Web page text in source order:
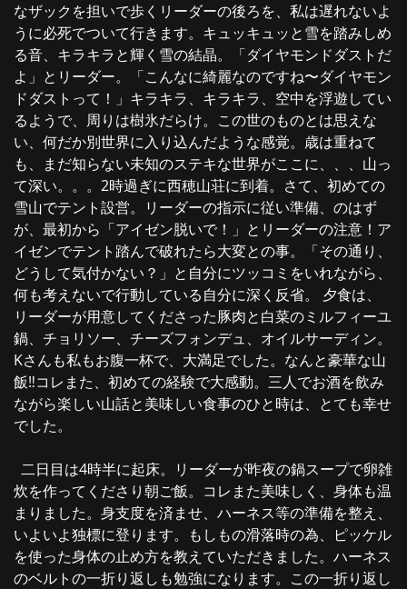
なザックを担いで歩くリーダーの後ろを、私は遅れないよ
うに必死でついて行きます。キュッキュッと雪を踏みしめ
る音、キラキラと輝く雪の結晶。「ダイヤモンドダストだ
よ」とリーダー。「こんなに綺麗なのですね〜ダイヤモン
ドダストって！」キラキラ、キラキラ、空中を浮遊してい
るようで、周りは樹氷だらけ。この世のものとは思えな
い、何だか別世界に入り込んだような感覚。歳は重ねて
も、まだ知らない未知のステキな世界がここに、、、山っ
て深い。。。2時過ぎに西穂山荘に到着。さて、初めての
雪山でテント設営。リーダーの指示に従い準備、のはず
が、最初から「アイゼン脱いで！」とリーダーの注意！ア
イゼンでテント踏んで破れたら大変との事。「その通り、
どうして気付かない？」と自分にツッコミをいれながら、
何も考えないで行動している自分に深く反省。 夕食は、
リーダーが用意してくださった豚肉と白菜のミルフィーユ
鍋、チョリソー、チーズフォンデュ、オイルサーディン。
Kさんも私もお腹一杯で、大満足でした。なんと豪華な山
飯‼︎コレまた、初めての経験で大感動。三人でお酒を飲み
ながら楽しい山話と美味しい食事のひと時は、とても幸せ
でした。
二日目は4時半に起床。リーダーが昨夜の鍋スープで卵雑
炊を作ってくださり朝ご飯。コレまた美味しく、身体も温
まりました。身支度を済ませ、ハーネス等の準備を整え、
いよいよ独標に登ります。もしもの滑落時の為、ピッケル
を使った身体の止め方を教えていただきました。ハーネス
のベルトの一折り返しも勉強になります。この一折り返し